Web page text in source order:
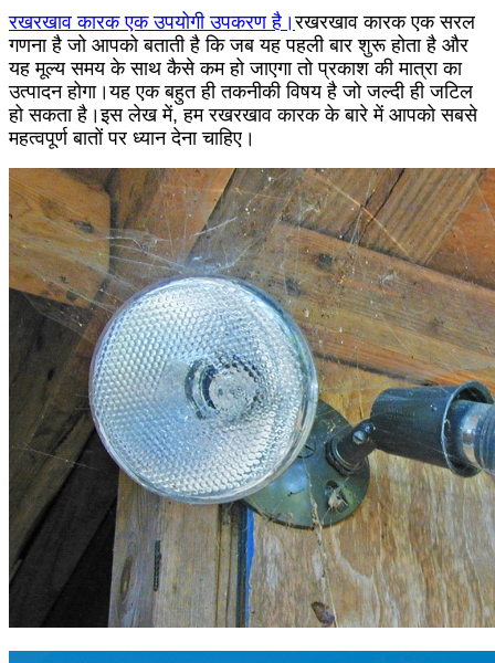
रखरखाव कारक एक उपयोगी उपकरण है।रखरखाव कारक एक सरल
गणना है जो आपको बताती है कि जब यह पहली बार शुरू होता है और
यह मूल्य समय के साथ कैसे कम हो जाएगा तो प्रकाश की मात्रा का
उत्पादन होगा।यह एक बहुत ही तकनीकी विषय है जो जल्दी ही जटिल
हो सकता है।इस लेख में, हम रखरखाव कारक के बारे में आपको सबसे
महत्वपूर्ण बातों पर ध्यान देना चाहिए।